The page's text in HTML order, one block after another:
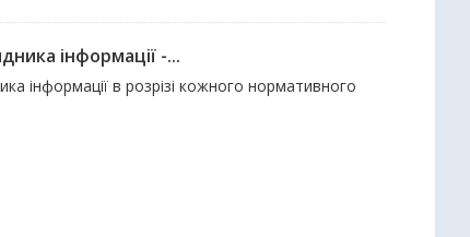
інформації -...
інформації в розрізі кожного нормативного